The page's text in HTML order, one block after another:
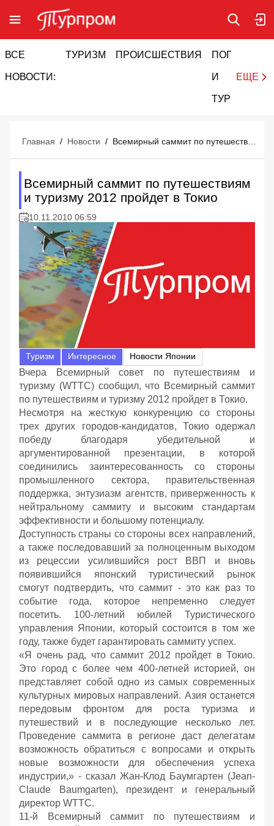
ВСЕ
НОВОСТИ:
ТУРИЗМ ПРОИСШЕСТВИЯ ПОГОДА
И
ТУРИЗМ
ЕЩЕ
Главная / Новости /
Всемирный саммит по путешествиям
и туризму 2012 пройдет в Токио
10.11.2010 06:59
Туризм Интересное Новости Японии
Вчера Всемирный совет по путешествиям и
туризму (WTTC) сообщил, что Всемирный саммит
по путешествиям и туризму 2012 пройдет в Токио.
Несмотря на жесткую конкуренцию со стороны
трех других городов-кандидатов, Токио одержал
победу благодаря убедительной и
аргументированной презентации, в которой
соединились заинтересованность со стороны
промышленного сектора, правительственная
поддержка, энтузиазм агентств, приверженность к
нейтральному саммиту и высоким стандартам
эффективности и большому потенциалу.
Доступность страны со стороны всех направлений,
а также последовавший за полноценным выходом
из рецессии усилившийся рост ВВП и вновь
появившийся японский туристический рынок
смогут подтвердить, что саммит - это как раз то
событие года, которое непременно следует
посетить. 100-летний юбилей Туристического
управления Японии, который состоится в том же
году, также будет гарантировать саммиту успех.
«Я очень рад, что саммит 2012 пройдет в Токио.
Это город с более чем 400-летней историей, он
представляет собой одно из самых современных
культурных мировых направлений. Азия останется
передовым фронтом для роста туризма и
путешествий и в последующие несколько лет.
Проведение саммита в регионе даст делегатам
возможность обратиться с вопросами и открыть
новые возможности для обеспечения успеха
индустрии,» - сказал Жан-Клод Баумгартен (Jean-
Claude Baumgarten), президент и генеральный
директор WTTC.
11-й Всемирный саммит по путешествиям и